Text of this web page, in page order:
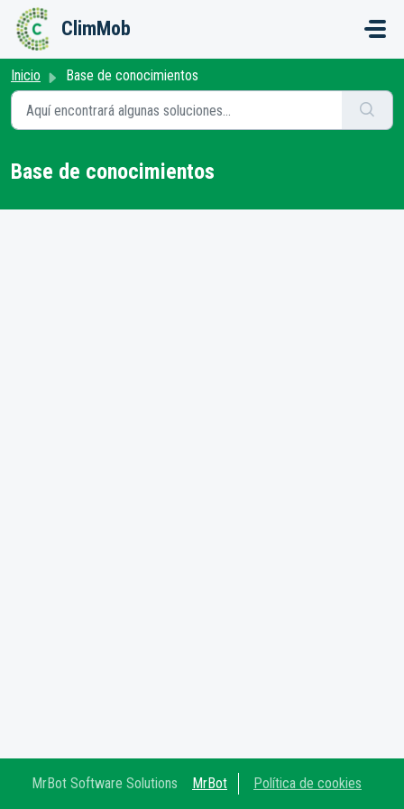
Saltar al contenido principal
ClimMob
Inicio Base de conocimientos
Base de conocimientos
MrBot Software Solutions MrBot Política de cookies